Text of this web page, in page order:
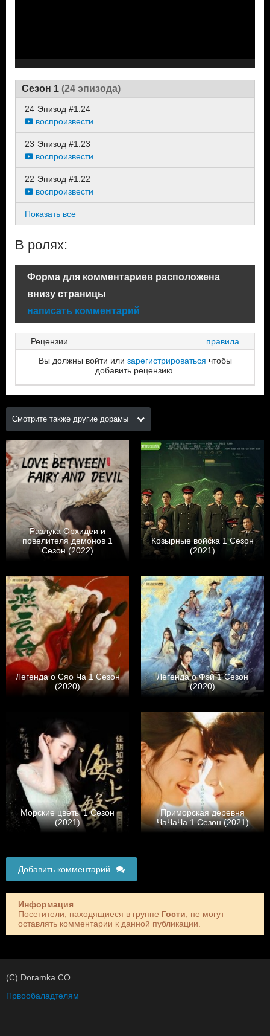
Сезон 1 (24 эпизода)
24 Эпизод #1.24
воспроизвести
23 Эпизод #1.23
воспроизвести
22 Эпизод #1.22
воспроизвести
Показать все
В ролях:
Форма для комментариев расположена
внизу страницы
написать комментарий
Рецензии
правила
Вы должны войти или зарегистрироваться чтобы
добавить рецензию.
Смотрите также другие дорамы
Разлука Орхидеи и
повелителя демонов 1
Сезон (2022)
Козырные войска 1 Сезон
(2021)
Легенда о Сяо Ча 1 Сезон
(2020)
Легенда о Фэй 1 Сезон
(2020)
Морские цветы 1 Сезон
(2021)
Приморская деревня
ЧаЧаЧа 1 Сезон (2021)
Добавить комментарий
Информация
Посетители, находящиеся в группе Гости, не могут
оставлять комментарии к данной публикации.
(C) Doramka.CO
Првообаладтелям